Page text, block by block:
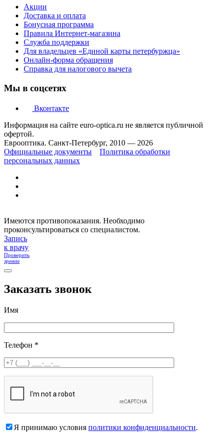
Акции
Доставка и оплата
Бонусная программа
Правила Интернет-магазина
Служба поддержки
Для владельцев «Единой карты петербуржца»
Онлайн-форма обращения
Справка для налогового вычета
Мы в соцсетях
Вконтакте
Информация на сайте euro-optica.ru не является публичной
офертой.
Еврооптика. Санкт-Петербург, 2010 — 2026
Официальные документы
Политика обработки
персональных данных
Имеются противопоказания. Необходимо
проконсультироваться со специалистом.
Запись
к врачу
Проверить
зрение
Заказать звонок
Имя
Телефон *
Я принимаю условия политики конфиденциальности.